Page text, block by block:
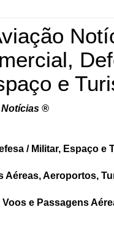
e
Notícias ®
/ Militar, Espaço e
Aéreas, Aeroportos,
e Passagens